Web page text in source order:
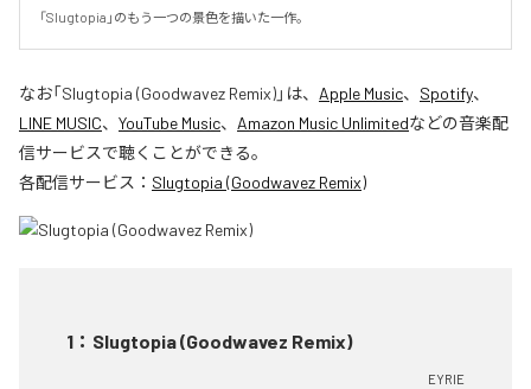
「Slugtopia」のもう一つの景色を描いた一作。
なお「Slugtopia (Goodwavez Remix)」は、 Apple Music、 Spotify、
LINE MUSIC、 YouTube Music、 Amazon Music Unlimitedなどの音楽配
信サービスで聴くことができる。
各配信サービス： Slugtopia (Goodwavez Remix)
1 ： Slugtopia (Goodwavez Remix)
EYRIE